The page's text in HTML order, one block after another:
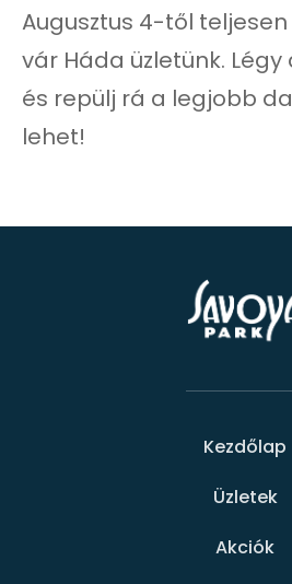
Augusztus 4-től
vár Háda üzletünk. Légy
és repülj rá a legjobb
lehet!
Kezdőlap
Üzletek
Akciók